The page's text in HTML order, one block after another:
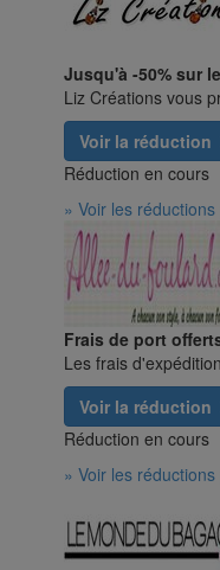
Jusqu'à -50% sur
Liz Créations vous
Voir la réduction
Réduction en cours
» Voir les
Frais de port
Les frais
Voir la réduction
Réduction en cours
» Voir les